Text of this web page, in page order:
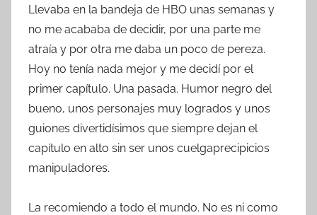
Llevaba en la bandeja de HBO unas semanas y
no me acababa de decidir, por una parte me
atraía y por otra me daba un poco de pereza.
Hoy no tenía nada mejor y me decidí por el
primer capítulo. Una pasada. Humor negro del
bueno, unos personajes muy logrados y unos
guiones divertidísimos que siempre dejan el
capítulo en alto sin ser unos cuelgaprecipicios
manipuladores.
La recomiendo a todo el mundo. No es ni como